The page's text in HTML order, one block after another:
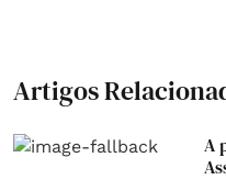
Artigos
A